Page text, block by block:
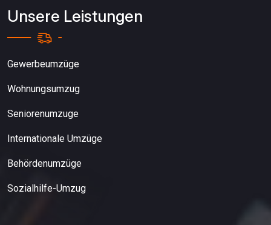
Unsere Leistungen
Gewerbeumzüge
Wohnungsumzug
Seniorenumzuge
Internationale Umzüge
Behördenumzüge
Sozialhilfe-Umzug